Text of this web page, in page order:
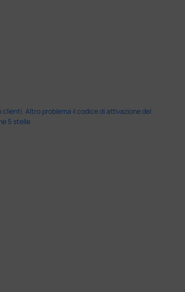
Altro problema il codice di attivazione del
5 stelle